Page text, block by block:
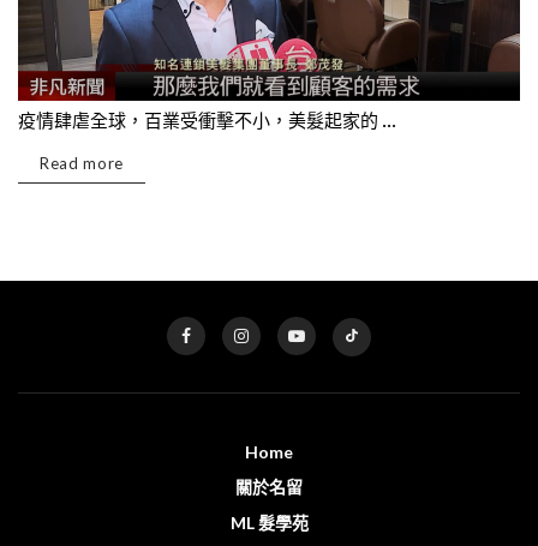
疫情肆虐全球，百業受衝擊不小，美髮起家的 ...
Read more
Home
關於名留
ML 髮學苑